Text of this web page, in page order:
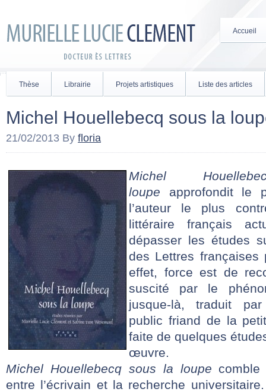
Accueil
Thèse Librairie Projets artistiques Liste des articles
Michel Houellebecq sous la
21/02/2013 By floria
Michel
loupe approfondit le
l’auteur le plus
littéraire français
dépasser les études
des Lettres
effet, force est de
suscité par le
jusque-là, traduit par
public friand de la
faite de quelques
œuvre.
Michel Houellebecq sous la loupe
entre l’écrivain et la recherche